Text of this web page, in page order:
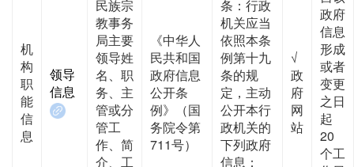
机
构
职
能
信
息
领导
信息
民族宗
教事务
局主要
领导姓
名、职
务、主
管或分
管工
作、简
介、工
《中华人
民共和国
政府信息
公开条
例》（国
务院令第
711号）
条：行政
机关应当
依照本条
例第十九
条的规
定，主动
公开本行
政机关的
下列政府
信息：
√
政
府
网
站
政府
信息
形成
或者
变更
之日
起
20
个工